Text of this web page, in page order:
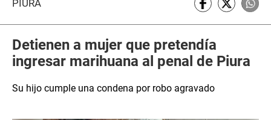
PIURA
Detienen a mujer que pretendía
ingresar marihuana al penal de Piura
Su hijo cumple una condena por robo agravado